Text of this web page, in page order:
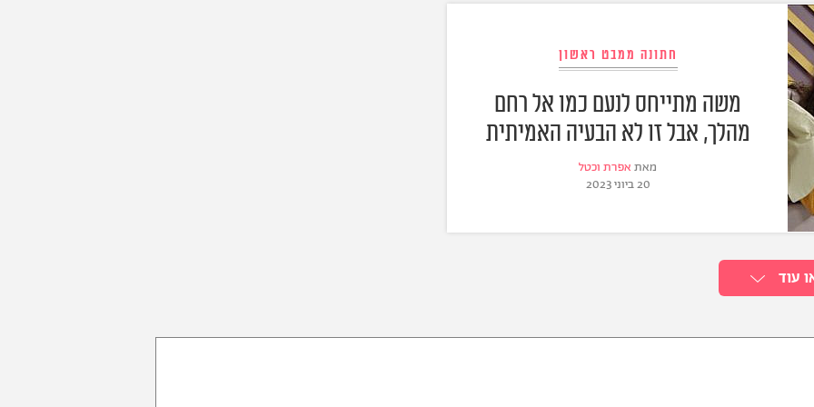
חתונה ממבט ראשון
משה מתייחס לנעם כמו אל רחם
מהלך, אבל זו לא הבעיה האמיתית
מאת אפרת וכטל
20 ביוני 2023
עוד